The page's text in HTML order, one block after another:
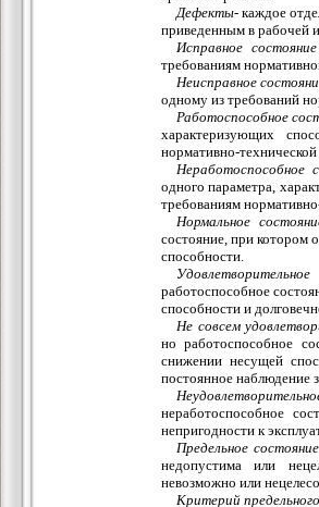
Дефекты- каждое
приведенным в рабочей
Исправное
требованиям
Неисправное
одному из требований
Работоспособное
характеризующих
нормативно-
Неработоспособное
одного параметра,
требованиям
Нормальное
состояние, при котором
способности.
работоспособное
способности и
Не совсем
но работоспособное
снижении несущей
постоянное наблюдение
неработоспособное
непригодности к
Предельное
недопустима или
невозможно или
Критерий